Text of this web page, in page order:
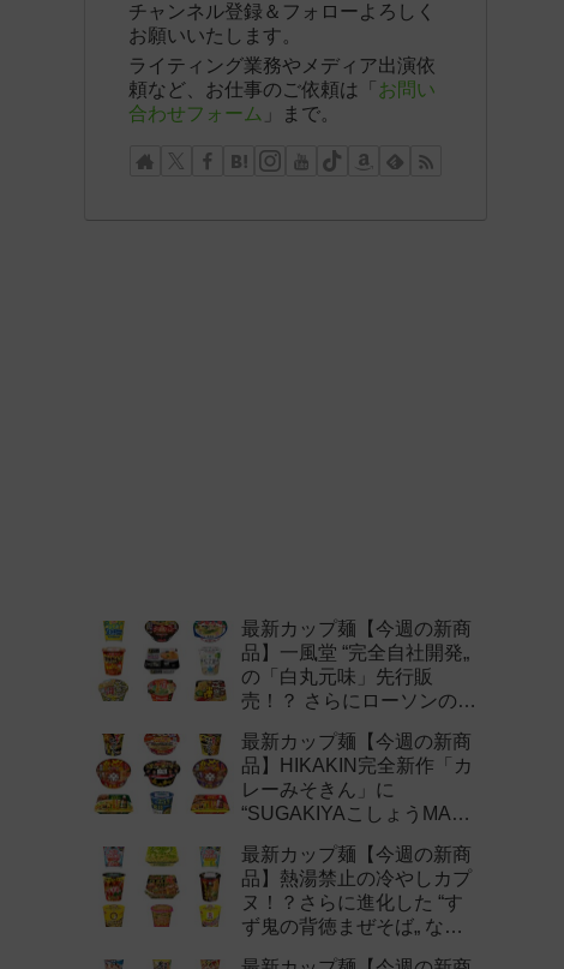
チャンネル登録＆フォローよろしく
お願いいたします。
ライティング業務やメディア出演依
頼など、お仕事のご依頼は「 お問い
合わせフォーム 」まで。
最新カップ麺【今週の新商
品】一風堂 “完全自社開発„
の「白丸元味」先行販
売！？ さらにローソンの激
新作まとめ！
最新カップ麺【今週の新商
品】HIKAKIN完全新作「カ
レーみそきん」に
“SUGAKIYAこしょうMAX„
最新カップ麺【今週の新商
品】熱湯禁止の冷やしカプ
ヌ！？さらに進化した “す
ず鬼の背徳まぜそば„ など